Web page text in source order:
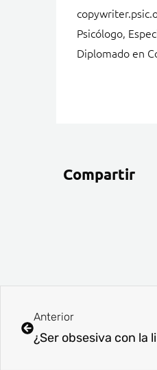
Psicólogo,
Diplomado en
Compartir
Anterior
¿Ser obsesiva con la